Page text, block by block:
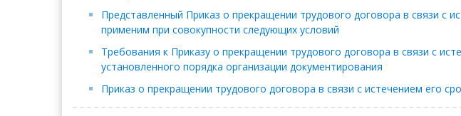
Представленный Приказ о прекращении трудового договора в связи с
применим при совокупности следующих условий
Требования к Приказу о прекращении трудового договора в связи с
установленного порядка организации документирования
Приказ о прекращении трудового договора в связи с истечением его